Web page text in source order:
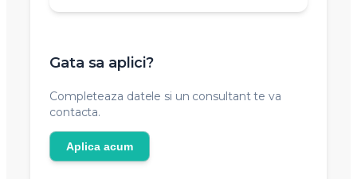
Gata sa aplici?
Completeaza datele si un consultant te va
contacta.
Aplica acum